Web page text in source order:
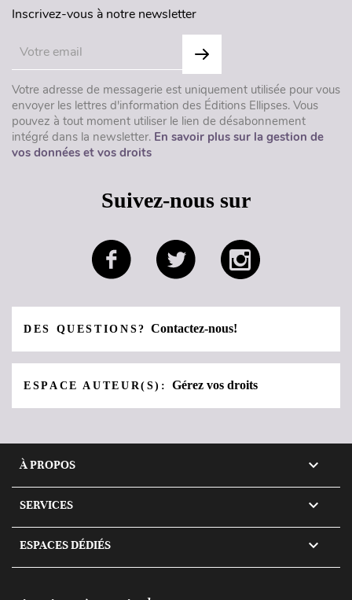
Inscrivez-vous à notre newsletter
Votre adresse de messagerie est uniquement utilisée pour vous
envoyer les lettres d'information des Éditions Ellipses. Vous
pouvez à tout moment utiliser le lien de désabonnement
intégré dans la newsletter. En savoir plus sur la gestion de
vos données et vos droits
Suivez-nous sur
DES QUESTIONS?Contactez-nous!
ESPACE AUTEUR(S):Gérez vos droits
À PROPOS 
SERVICES 
ESPACES DÉDIÉS 